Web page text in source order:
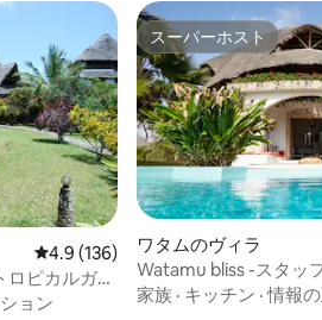
価
レビュー136件、5つ星中4.9つ星の
4.9 (136)
ピカルガー
ョン
スーパーホスト
スーパーホスト
ワタムのヴィラ
Watamu bliss -スタッ
家族 · キッチン ·情報